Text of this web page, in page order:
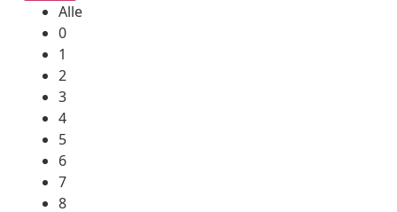
Alle
0
1
2
3
4
5
6
7
8